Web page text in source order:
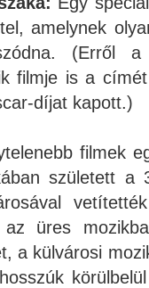
amelynek
(Erről
filmje is a
díjat kapott.)
filmek
született a
az üres
a külvárosi